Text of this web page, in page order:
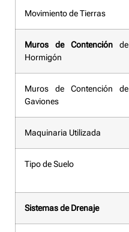
Movimiento de Tierras
Muros de Contención de
Hormigón
Muros de Contención de
Gaviones
Maquinaria Utilizada
Tipo de Suelo
Sistemas de Drenaje